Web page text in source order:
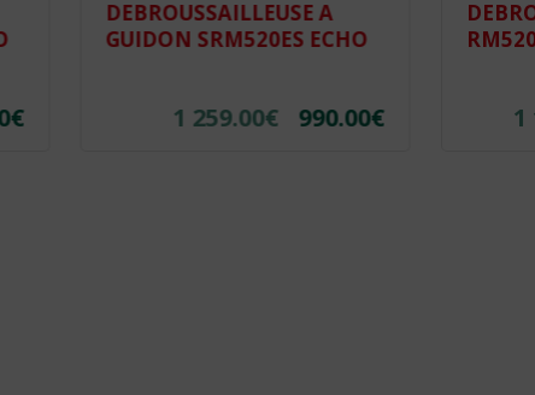
DEBROUSSAILLEUSE A
GUIDON SRM520ES ECHO
€ 990.00€
RM520ES ECHO
€